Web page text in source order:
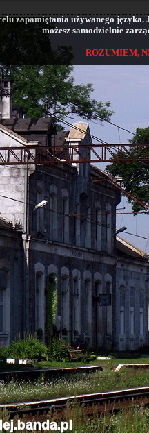
zapamiętania używanego
możesz samodzielnie
ROZUMIEM,